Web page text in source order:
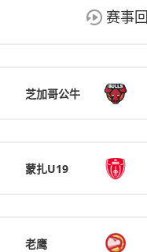
赛事
芝加哥公牛
蒙扎U19
老鹰